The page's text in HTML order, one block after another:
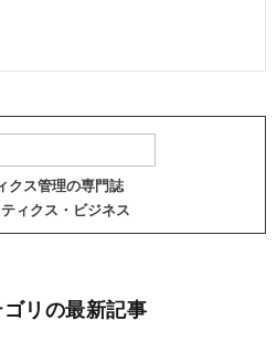
クス管理の専門誌
ィクス・ビジネス
ゴリの最新記事